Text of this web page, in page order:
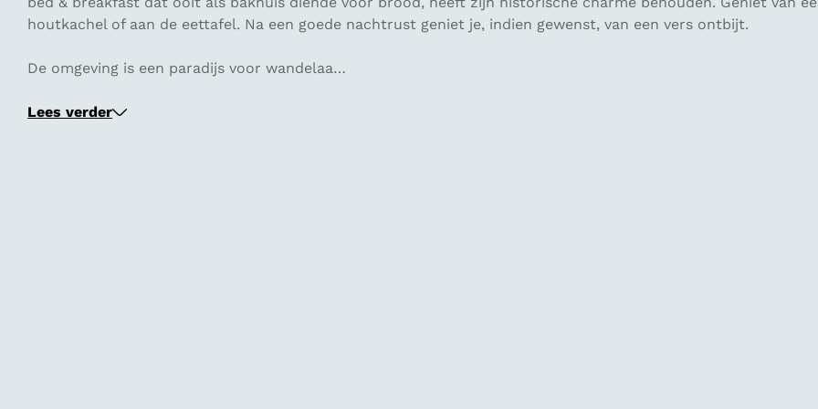
houtkachel of aan de eettafel. Na een goede nachtrust geniet je, indien gewenst, van een vers ontbijt.
De omgeving is een paradijs voor wandelaa…
Lees verder